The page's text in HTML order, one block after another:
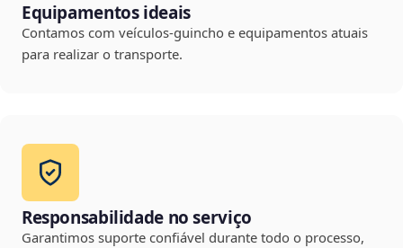
Equipamentos ideais
Contamos com veículos-guincho e equipamentos atuais
para realizar o transporte.
Responsabilidade no serviço
Garantimos suporte confiável durante todo o processo,